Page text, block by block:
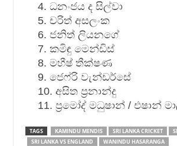
ධනංජය ද සිල්වා
චරිත් අසලංක
ජනිත් ලියනගේ
කමිඳු මෙන්ඩිස්
මහීෂ් තීක්ෂණ
ජෙෆ්රි වැන්ඩර්සේ
අසිත ප්‍රනාන්දු
ප්‍රමෝද් මධුෂාන් / එෂාන්
TAGS KAMINDU MENDIS SRI LANKA CRICKET
SRI LANKA VS ENGLAND
WANINDU HASARANGA